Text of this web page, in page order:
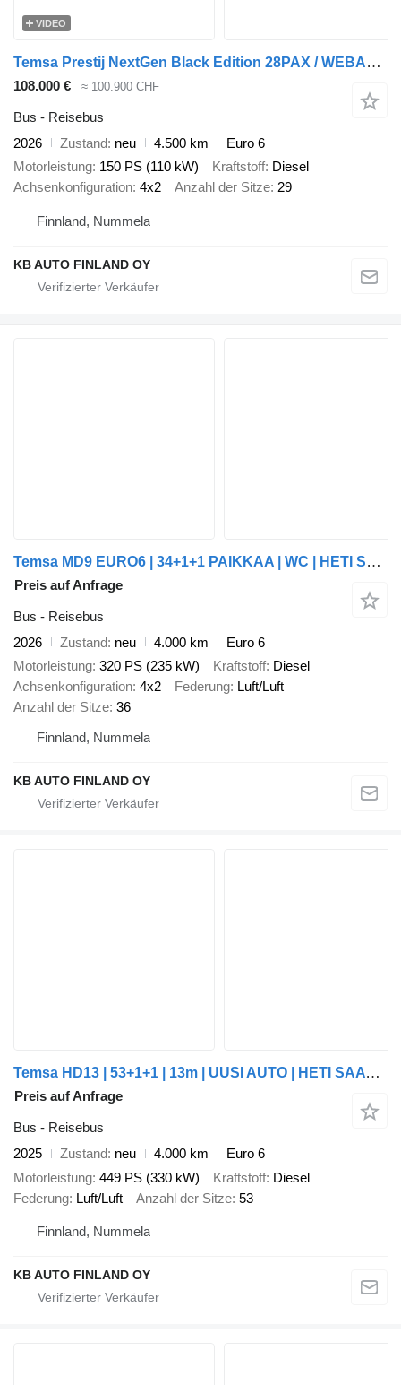
VIDEO
Temsa Prestij NextGen Black Edition 28PAX / WEBASTO / AC / UUSI / MYÖS
108.000 € ≈ 100.900 CHF
Bus - Reisebus
2026
Zustand neu 4.500 km
Euro 6
Motorleistung 150 PS (110 kW) Kraftstoff Diesel
Achsenkonfiguration 4x2 Anzahl der Sitze 29
Finnland, Nummela
KB AUTO FINLAND OY
Temsa MD9 EURO6 | 34+1+1 PAIKKAA | WC | HETI SAATAVILLA
Preis auf Anfrage
Bus - Reisebus
2026
Zustand neu 4.000 km
Euro 6
Motorleistung 320 PS (235 kW) Kraftstoff Diesel
Achsenkonfiguration 4x2 Federung Luft/Luft
Anzahl der Sitze 36
Finnland, Nummela
KB AUTO FINLAND OY
Temsa HD13 | 53+1+1 | 13m | UUSI AUTO | HETI SAATAVILLA
Preis auf Anfrage
Bus - Reisebus
2025
Zustand neu 4.000 km
Euro 6
Motorleistung 449 PS (330 kW) Kraftstoff Diesel
Federung Luft/Luft Anzahl der Sitze 53
Finnland, Nummela
KB AUTO FINLAND OY